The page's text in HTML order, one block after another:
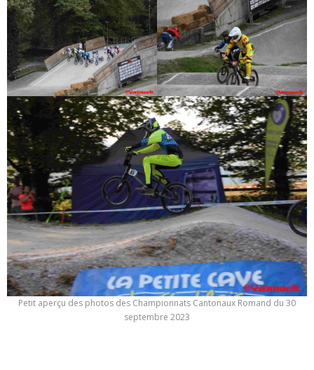
Petit aperçu des photos des Championnats Cantonaux Romand du 30
septembre 2023